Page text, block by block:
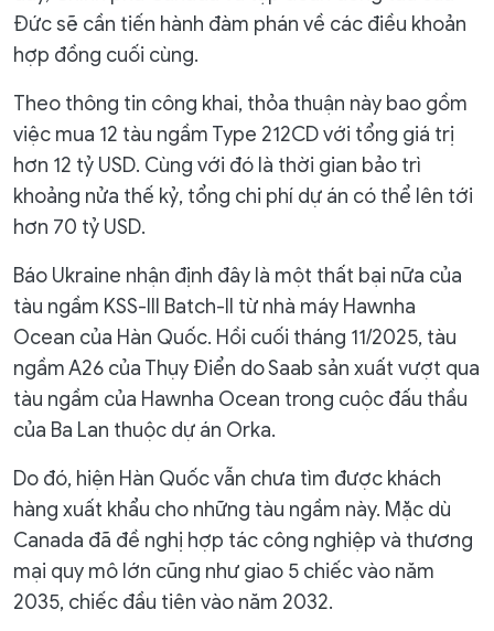
Đức sẽ cần tiến hành đàm phán về các điều khoản
hợp đồng cuối cùng.
Theo thông tin công khai, thỏa thuận này bao gồm
việc mua 12 tàu ngầm Type 212CD với tổng giá trị
hơn 12 tỷ USD. Cùng với đó là thời gian bảo trì
khoảng nửa thế kỷ, tổng chi phí dự án có thể lên tới
hơn 70 tỷ USD.
Báo Ukraine nhận định đây là một thất bại nữa của
tàu ngầm KSS-III Batch-II từ nhà máy Hawnha
Ocean của Hàn Quốc. Hồi cuối tháng 11/2025, tàu
ngầm A26 của Thụy Điển do Saab sản xuất vượt qua
tàu ngầm của Hawnha Ocean trong cuộc đấu thầu
của Ba Lan thuộc dự án Orka.
Do đó, hiện Hàn Quốc vẫn chưa tìm được khách
hàng xuất khẩu cho những tàu ngầm này. Mặc dù
Canada đã đề nghị hợp tác công nghiệp và thương
mại quy mô lớn cũng như giao 5 chiếc vào năm
2035, chiếc đầu tiên vào năm 2032.